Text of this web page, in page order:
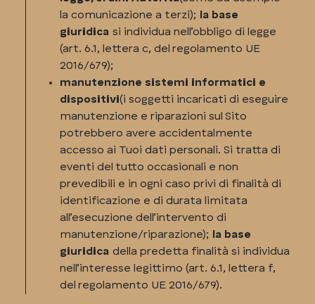
la comunicazione a terzi);
la base
giuridica si individua nell’obbligo di legge
(art. 6.1, lettera c, del regolamento UE
2016/679);
manutenzione sistemi informatici e
dispositivi(i soggetti incaricati di eseguire
manutenzione e riparazioni sul Sito
potrebbero avere accidentalmente
accesso ai Tuoi dati personali. Si tratta di
eventi del tutto occasionali e non
prevedibili e in ogni caso privi di finalità di
identificazione e di durata limitata
all’esecuzione dell’intervento di
manutenzione/riparazione);
la base
giuridica della predetta finalità si individua
nell’interesse legittimo (art. 6.1, lettera f,
del regolamento UE 2016/679).